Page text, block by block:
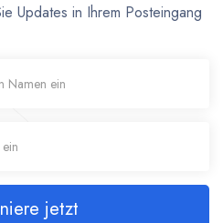
Updates in Ihrem Posteingang
jetzt